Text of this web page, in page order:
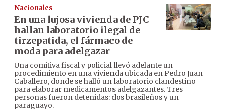
Nacionales
En una lujosa vivienda de PJC
hallan laboratorio ilegal de
tirzepatida, el fármaco de
moda para adelgazar
Una comitiva fiscal y policial llevó adelante un
procedimiento en una vivienda ubicada en Pedro Juan
Caballero, donde se halló un laboratorio clandestino
para elaborar medicamentos adelgazantes. Tres
personas fueron detenidas: dos brasileños y un
paraguayo.